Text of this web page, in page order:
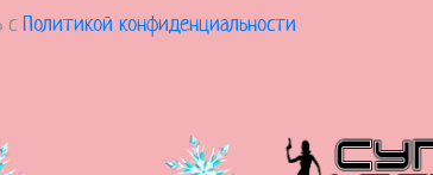
с Политикой конфиденциальности